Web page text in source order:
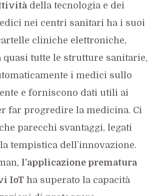
della tecnologia e dei
nei centri sanitari ha i suoi
cliniche elettroniche,
quasi tutte le strutture sanitarie,
i medici sullo
e forniscono dati utili ai
far progredire la medicina. Ci
parecchi svantaggi, legati
tempistica dell’innovazione.
l’applicazione prematura
IoTha superato la capacità